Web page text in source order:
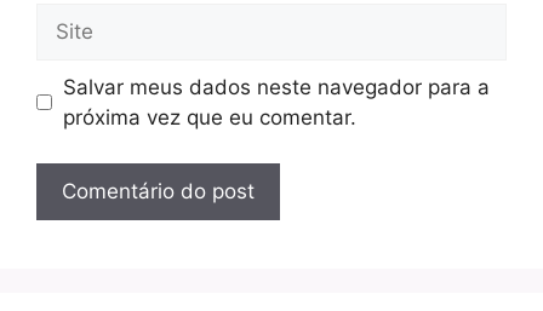
Salvar meus dados neste navegador para a
próxima vez que eu comentar.